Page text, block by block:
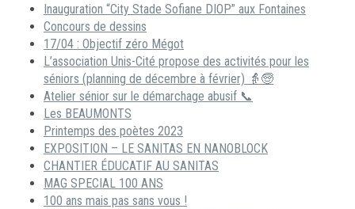
Inauguration “City Stade Sofiane DIOP” aux Fontaines
Concours de dessins
17/04 : Objectif zéro Mégot
L’association Unis-Cité propose des activités pour les
séniors (planning de décembre à février) 👵🧓
Atelier sénior sur le démarchage abusif 📞
Les BEAUMONTS
Printemps des poètes 2023
EXPOSITION – LE SANITAS EN NANOBLOCK
CHANTIER ÉDUCATIF AU SANITAS
MAG SPECIAL 100 ANS
100 ans mais pas sans vous !